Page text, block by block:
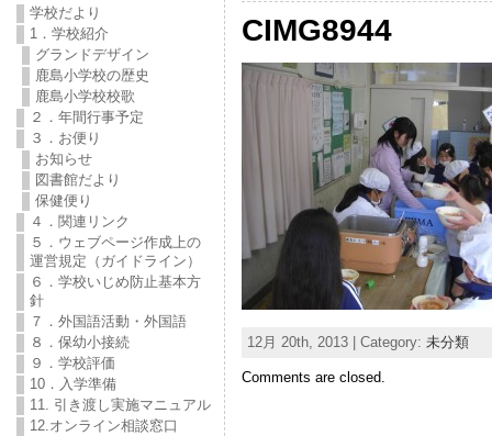
学校だより
1．学校紹介
グランドデザイン
鹿島小学校の歴史
鹿島小学校校歌
２．年間行事予定
３．お便り
お知らせ
図書館だより
保健便り
４．関連リンク
５．ウェブページ作成上の
運営規定（ガイドライン）
６．学校いじめ防止基本方
針
７．外国語活動・外国語
８．保幼小接続
９．学校評価
10．入学準備
11. 引き渡し実施マニュアル
12.オンライン相談窓口
CIMG8944
12月 20th, 2013 | Category: 未分類
Comments are closed.